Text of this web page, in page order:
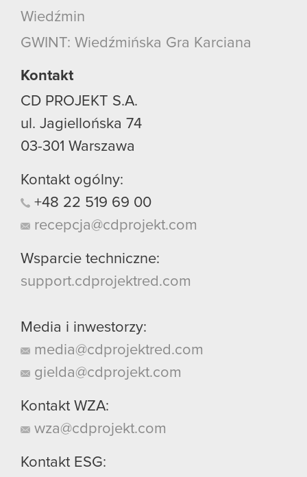
Wiedźmin
GWINT: Wiedźmińska Gra Karciana
Kontakt
CD PROJEKT S.A.
ul. Jagiellońska 74
03-301 Warszawa
Kontakt ogólny:
+48 22 519 69 00
recepcja@cdprojekt.com
Wsparcie techniczne:
support.cdprojektred.com
Media i inwestorzy:
media@cdprojektred.com
gielda@cdprojekt.com
Kontakt WZA:
wza@cdprojekt.com
Kontakt ESG: